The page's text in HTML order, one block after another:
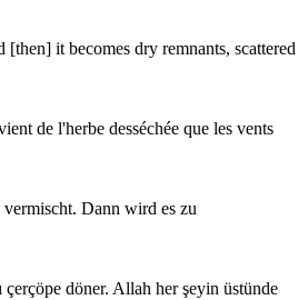
it becomes dry remnants, scattered
de l'herbe desséchée que les vents
Dann wird es zu
döner. Allah her şeyin üstünde